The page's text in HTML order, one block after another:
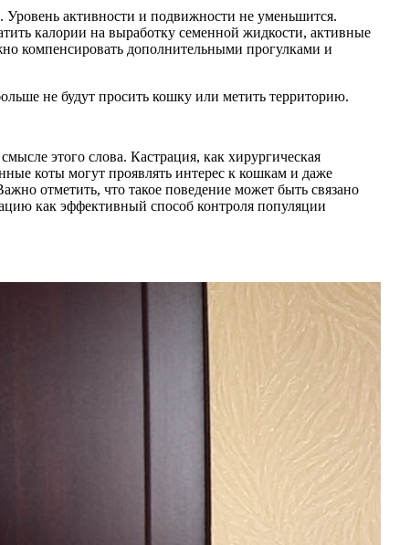
активности и подвижности не уменьшится.
калории на выработку семенной жидкости, активные
компенсировать дополнительными прогулками и
не будут просить кошку или метить территорию.
этого слова. Кастрация, как хирургическая
коты могут проявлять интерес к кошкам и даже
отметить, что такое поведение может быть связано
как эффективный способ контроля популяции